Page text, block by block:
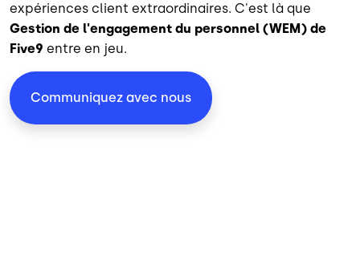
expériences client extraordinaires. C'est là que
Gestion de l'engagement du personnel (WEM) de
Five9 entre en jeu.
Communiquez avec nous